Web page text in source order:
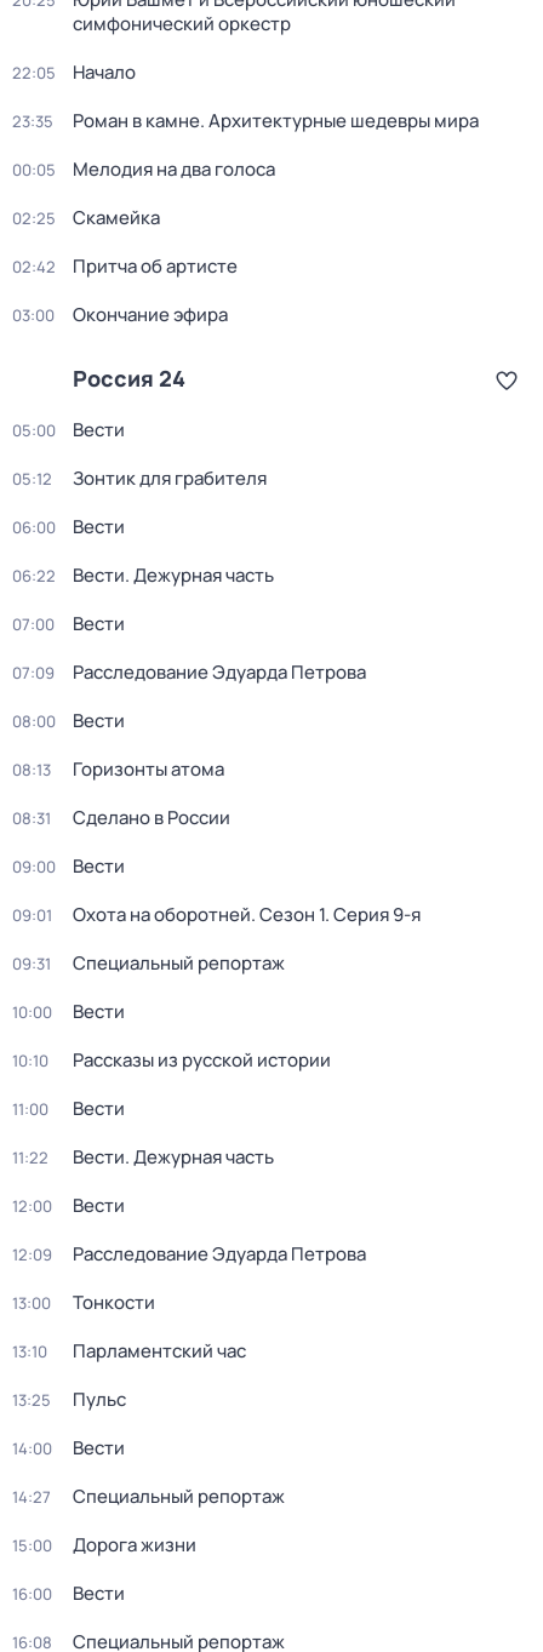
симфонический оркестр
22:05 Начало
23:35 Роман в камне. Архитектурные шедевры мира
00:05 Мелодия на два голоса
02:25 Скамейка
02:42 Притча об артисте
03:00 Окончание эфира
Россия 24
05:00 Вести
05:12 Зонтик для грабителя
06:00 Вести
06:22 Вести. Дежурная часть
07:00 Вести
07:09 Расследование Эдуарда Петрова
08:00 Вести
08:13 Горизонты атома
08:31 Сделано в России
09:00 Вести
09:01 Охота на оборотней. Сезон 1. Серия 9-я
09:31 Специальный репортаж
10:00 Вести
10:10 Рассказы из русской истории
11:00 Вести
11:22 Вести. Дежурная часть
12:00 Вести
12:09 Расследование Эдуарда Петрова
13:00 Тонкости
13:10 Парламентский час
13:25 Пульс
14:00 Вести
14:27 Специальный репортаж
15:00 Дорога жизни
16:00 Вести
16:08 Специальный репортаж